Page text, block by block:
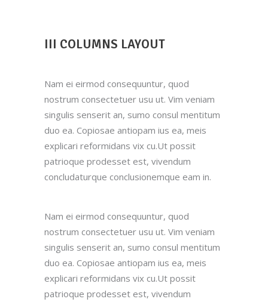
III COLUMNS LAYOUT
Nam ei eirmod consequuntur, quod
nostrum consectetuer usu ut. Vim veniam
singulis senserit an, sumo consul mentitum
duo ea. Copiosae antiopam ius ea, meis
explicari reformidans vix cu.Ut possit
patrioque prodesset est, vivendum
concludaturque conclusionemque eam in.
Nam ei eirmod consequuntur, quod
nostrum consectetuer usu ut. Vim veniam
singulis senserit an, sumo consul mentitum
duo ea. Copiosae antiopam ius ea, meis
explicari reformidans vix cu.Ut possit
patrioque prodesset est, vivendum